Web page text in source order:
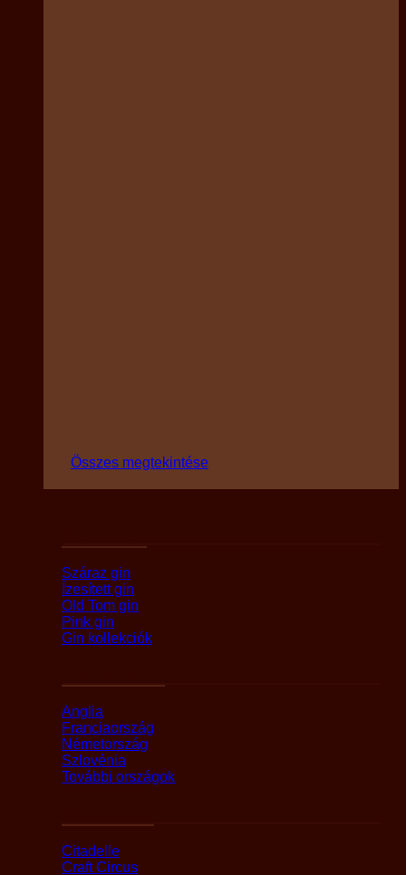
Összes megtekintése
Száraz gin
Ízesített gin
Old Tom gin
Pink gin
Gin kollekciók
Anglia
Franciaország
Németország
Szlovénia
További országok
Citadelle
Craft Circus